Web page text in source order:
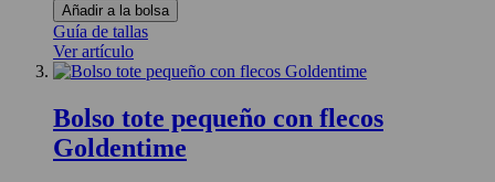
Añadir a la bolsa
Guía de tallas
Ver artículo
Bolso tote pequeño con flecos
Goldentime